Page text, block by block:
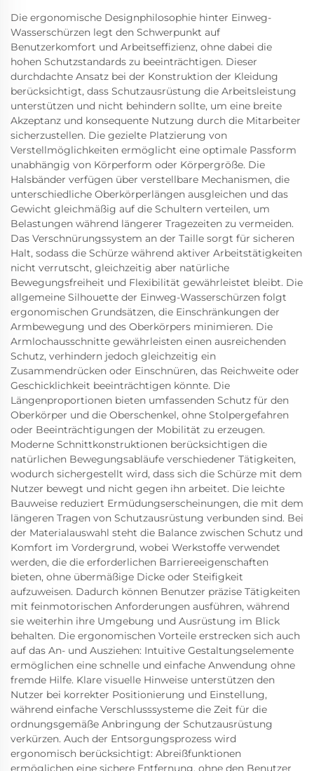
Die ergonomische Designphilosophie hinter Einweg-
Wasserschürzen legt den Schwerpunkt auf
Benutzerkomfort und Arbeitseffizienz, ohne dabei die
hohen Schutzstandards zu beeinträchtigen. Dieser
durchdachte Ansatz bei der Konstruktion der Kleidung
berücksichtigt, dass Schutzausrüstung die Arbeitsleistung
unterstützen und nicht behindern sollte, um eine breite
Akzeptanz und konsequente Nutzung durch die Mitarbeiter
sicherzustellen. Die gezielte Platzierung von
Verstellmöglichkeiten ermöglicht eine optimale Passform
unabhängig von Körperform oder Körpergröße. Die
Halsbänder verfügen über verstellbare Mechanismen, die
unterschiedliche Oberkörperlängen ausgleichen und das
Gewicht gleichmäßig auf die Schultern verteilen, um
Belastungen während längerer Tragezeiten zu vermeiden.
Das Verschnürungssystem an der Taille sorgt für sicheren
Halt, sodass die Schürze während aktiver Arbeitstätigkeiten
nicht verrutscht, gleichzeitig aber natürliche
Bewegungsfreiheit und Flexibilität gewährleistet bleibt. Die
allgemeine Silhouette der Einweg-Wasserschürzen folgt
ergonomischen Grundsätzen, die Einschränkungen der
Armbewegung und des Oberkörpers minimieren. Die
Armlochausschnitte gewährleisten einen ausreichenden
Schutz, verhindern jedoch gleichzeitig ein
Zusammendrücken oder Einschnüren, das Reichweite oder
Geschicklichkeit beeinträchtigen könnte. Die
Längenproportionen bieten umfassenden Schutz für den
Oberkörper und die Oberschenkel, ohne Stolpergefahren
oder Beeinträchtigungen der Mobilität zu erzeugen.
Moderne Schnittkonstruktionen berücksichtigen die
natürlichen Bewegungsabläufe verschiedener Tätigkeiten,
wodurch sichergestellt wird, dass sich die Schürze mit dem
Nutzer bewegt und nicht gegen ihn arbeitet. Die leichte
Bauweise reduziert Ermüdungserscheinungen, die mit dem
längeren Tragen von Schutzausrüstung verbunden sind. Bei
der Materialauswahl steht die Balance zwischen Schutz und
Komfort im Vordergrund, wobei Werkstoffe verwendet
werden, die die erforderlichen Barriereeigenschaften
bieten, ohne übermäßige Dicke oder Steifigkeit
aufzuweisen. Dadurch können Benutzer präzise Tätigkeiten
mit feinmotorischen Anforderungen ausführen, während
sie weiterhin ihre Umgebung und Ausrüstung im Blick
behalten. Die ergonomischen Vorteile erstrecken sich auch
auf das An- und Ausziehen: Intuitive Gestaltungselemente
ermöglichen eine schnelle und einfache Anwendung ohne
fremde Hilfe. Klare visuelle Hinweise unterstützen den
Nutzer bei korrekter Positionierung und Einstellung,
während einfache Verschlusssysteme die Zeit für die
ordnungsgemäße Anbringung der Schutzausrüstung
verkürzen. Auch der Entsorgungsprozess wird
ergonomisch berücksichtigt: Abreißfunktionen
ermöglichen eine sichere Entfernung, ohne den Benutzer